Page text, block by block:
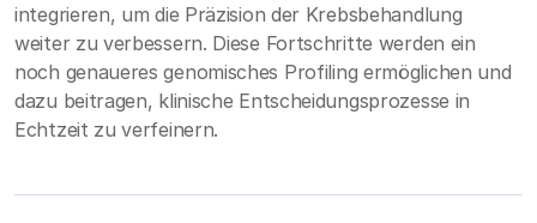
integrieren, um die Präzision der Krebsbehandlung
weiter zu verbessern. Diese Fortschritte werden ein
noch genaueres genomisches Profiling ermöglichen und
dazu beitragen, klinische Entscheidungsprozesse in
Echtzeit zu verfeinern.